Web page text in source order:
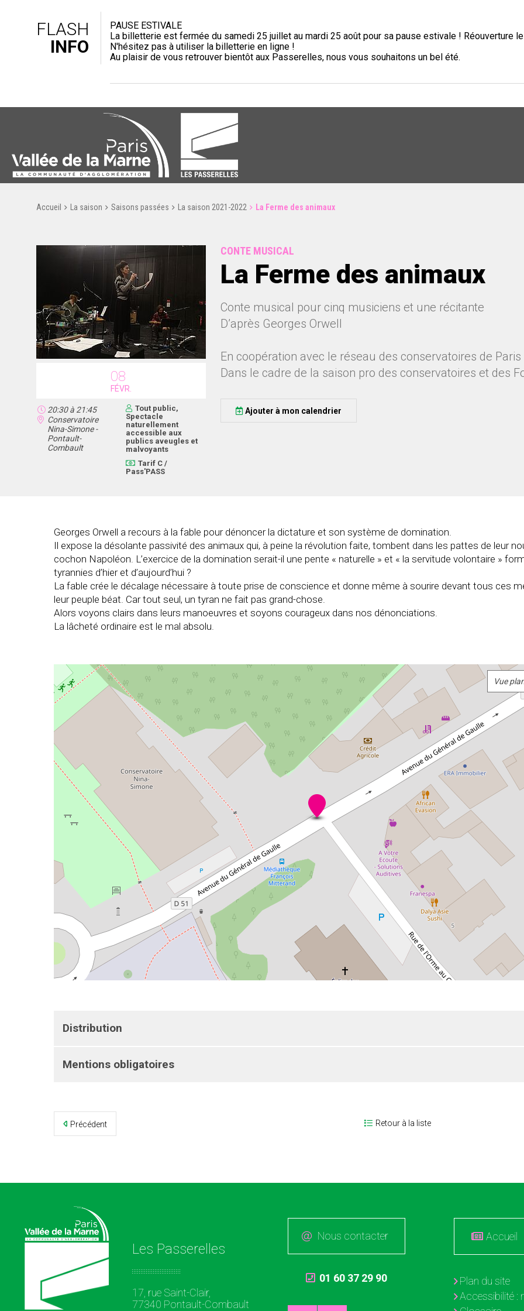
FLASH
INFO
PAUSE ESTIVALE
La billetterie est fermée du samedi 25 juillet au mardi 25 août pour sa pause estivale ! Réouverture
N'hésitez pas à utiliser la billetterie en ligne !
Au plaisir de vous retrouver bientôt aux Passerelles, nous vous souhaitons un bel été.
Accueil La saison Saisons passées La saison 2021-2022 La Ferme des animaux
08
FÉVR.
20:30à 21:45
Conservatoire
Nina-Simone -
Pontault-
Combault
Tout public,
Spectacle
naturellement
accessible aux
publics aveugles et
malvoyants
Tarif C /
Pass'PASS
CONTE MUSICAL
La Ferme des animaux
Conte musical pour cinq musiciens et une récitante
D’après Georges Orwell
En coopération avec le réseau des conservatoires de
Dans le cadre de la saison pro des conservatoires et des
Ajouter à mon calendrier
Georges Orwell a recours à la fable pour dénoncer la dictature et son système de domination.
Il expose la désolante passivité des animaux qui, à peine la révolution faite, tombent dans les pattes de leur
cochon Napoléon. L’exercice de la domination serait-il une pente « naturelle » et « la servitude volontaire »
tyrannies d’hier et d’aujourd’hui ?
La fable crée le décalage nécessaire à toute prise de conscience et donne même à sourire devant tous ces
leur peuple béat. Car tout seul, un tyran ne fait pas grand-chose.
Alors voyons clairs dans leurs manoeuvres et soyons courageux dans nos dénonciations.
La lâcheté ordinaire est le mal absolu.
Distribution
Mentions obligatoires
Précédent Retour à la liste
Les Passerelles
17, rue Saint-Clair,
77340 Pontault-Combault
Nous contacter
01 60 37 29 90
Accueil
Plan du site
Accessibilité :